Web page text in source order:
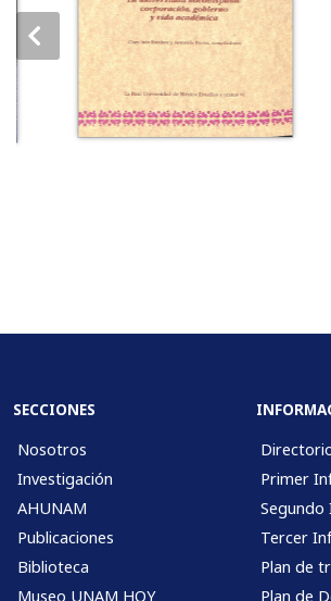
SECCIONES
Nosotros
Investigación
AHUNAM
Publicaciones
Biblioteca
Museo UNAM HOY
Primer
Segundo
Tercer
Plan de
Plan de